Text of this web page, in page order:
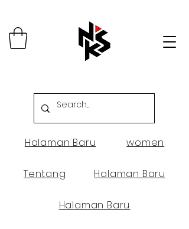
Halaman Baru women
Tentang Halaman Baru
Halaman Baru